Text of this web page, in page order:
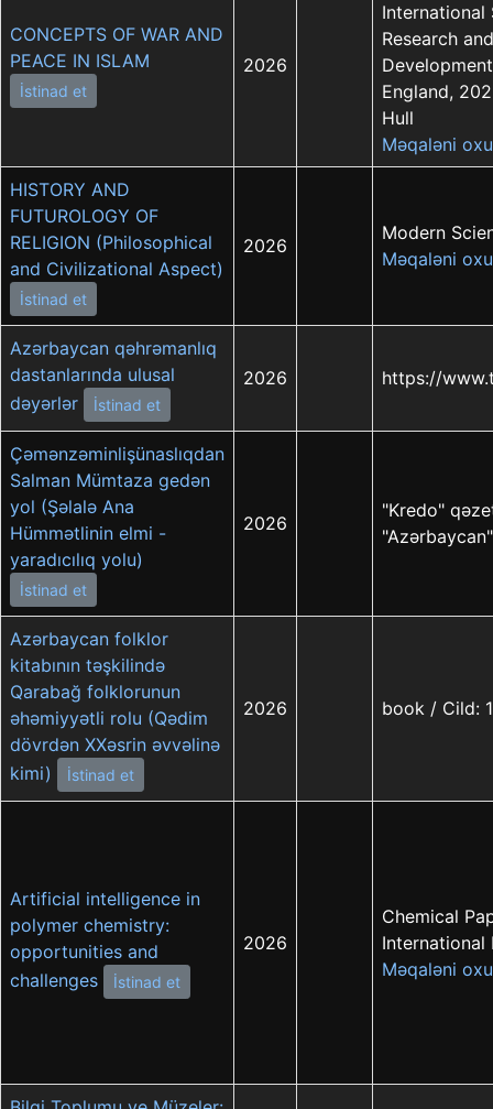
CONCEPTS OF WAR AND
PEACE IN ISLAM
İstinad et
2026
International
Research
England,
Hull
Məqaləni oxu
HISTORY AND
FUTUROLOGY OF
RELIGION (Philosophical
and Civilizational Aspect)
İstinad et
2026
Modern
Məqaləni oxu
Azərbaycan qəhrəmanlıq
dastanlarında ulusal
dəyərlər
İstinad et
2026 https://
Çəmənzəminlişünaslıqdan
Salman Mümtaza gedən
yol (Şəlalə Ana
Hümmətlinin elmi -
yaradıcılıq yolu)
İstinad et
2026
"Kredo"
"Azərbaycan"
Azərbaycan folklor
kitabının təşkilində
Qarabağ folklorunun
əhəmiyyətli rolu (Qədim
dövrdən XXəsrin əvvəlinə
kimi)
İstinad et
2026 book / Cild:
Artificial intelligence in
polymer chemistry:
opportunities and
challenges
İstinad et
2026
Chemical
International
Məqaləni oxu